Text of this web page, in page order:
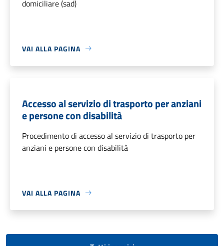
domiciliare (sad)
VAI ALLA PAGINA
Accesso al servizio di trasporto per anziani
e persone con disabilità
Procedimento di accesso al servizio di trasporto per
anziani e persone con disabilità
VAI ALLA PAGINA